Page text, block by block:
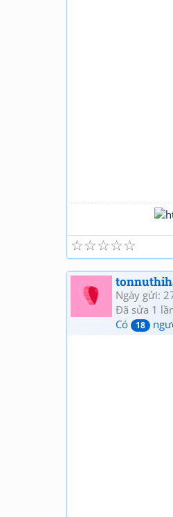
☆
☆
☆
☆
☆
Ngày gửi:
Đã sửa 1
Có
18